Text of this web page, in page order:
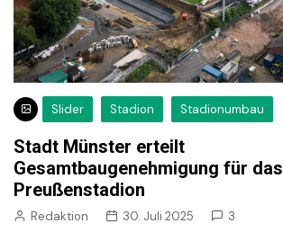
Slider Stadion Stadionumbau
Stadt Münster erteilt
Gesamtbaugenehmigung für das
Preußenstadion
Redaktion 30. Juli 2025 3